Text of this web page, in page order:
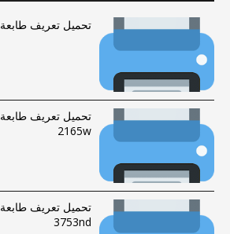
تحميل تعريف طابعة Samsung ML-1666
2165w
3753nd